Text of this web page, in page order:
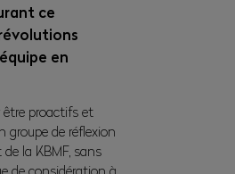
ce
en
être proactifs et
groupe de réflexion
la KBMF, sans